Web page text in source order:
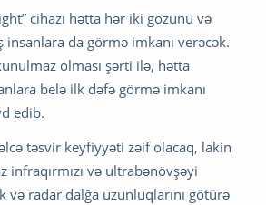
cihazı hətta hər iki gözünü və
da görmə imkanı verəcək.
olması şərti ilə, hətta
belə ilk dəfə görmə imkanı
edib.
təsvir keyfiyyəti zəif olacaq, lakin
infraqırmızı və ultrabənövşəyi
və radar dalğa uzunluqlarını götürə